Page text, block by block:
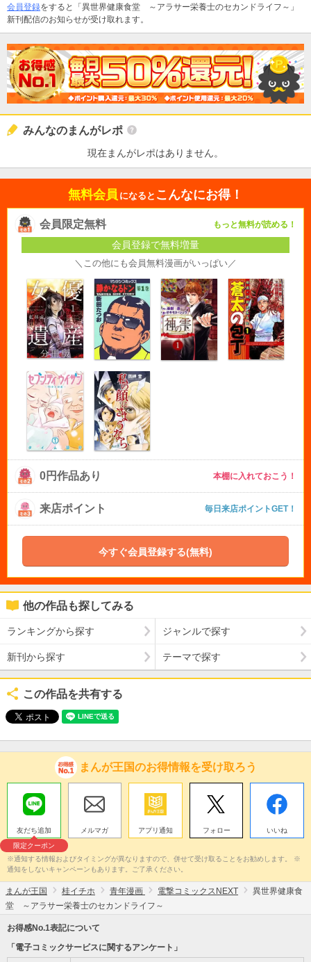
会員登録をすると「異世界健康食堂 ～アラサー栄養士のセカンドライフ～」
新刊配信のお知らせが受け取れます。
みんなのまんがレポ
現在まんがレポはありません。
無料会員 になると こんなにお得！
会員限定無料 もっと無料が読める！
会員登録で無料増量
＼この他にも会員無料漫画がいっぱい／
0円作品あり 本棚に入れておこう！
来店ポイント 毎日来店ポイントGET！
今すぐ会員登録する(無料)
他の作品も探してみる
ランキングから探す ジャンルで探す
新刊から探す テーマで探す
この作品を共有する
まんが王国のお得情報を受け取ろう
友だち追加
限定クーポン
メルマガ アプリ通知 フォロー いいね
※通知する情報およびタイミングが異なりますので、併せて受け取ることをお勧めします。 ※
通知をしないキャンペーンもあります。ご了承ください。
まんが王国 桂イチホ 青年漫画 電撃コミックスNEXT
異世界健康食
堂 ～アラサー栄養士のセカンドライフ～
お得感No.1表記について
「電子コミックサービスに関するアンケート」